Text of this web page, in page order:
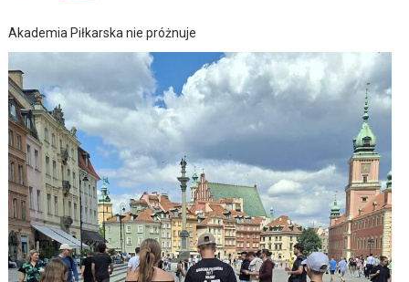
Akademia Piłkarska nie próżnuje